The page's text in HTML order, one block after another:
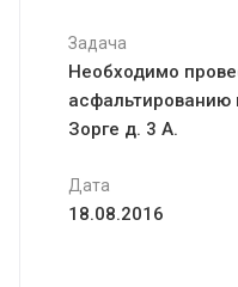
Задача
Необходимо
асфальтированию
Зорге д. 3 А.
Дата
18.08.2016